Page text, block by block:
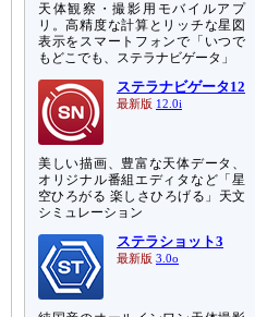
天体観察・撮影用モバイルアプ
リ。高精度な計算とリッチな星図
表示をスマートフォンで「いつで
もどこでも、ステラナビゲータ」
ステラナビゲータ12
最新版 12.0i
美しい描画、豊富な天体データ、
オリジナル番組エディタなど「星
空ひろがる 楽しさひろげる」天文
シミュレーション
ステラショット3
最新版 3.0o